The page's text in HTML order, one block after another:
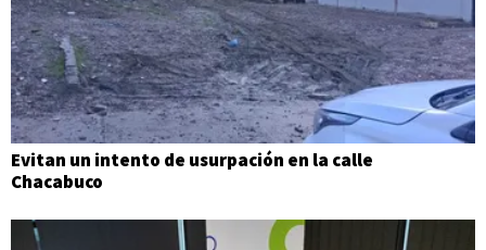
Evitan un intento de usurpación en la calle
Chacabuco